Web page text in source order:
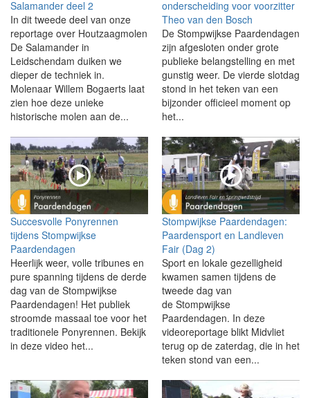
Salamander deel 2
In dit tweede deel van onze
reportage over Houtzaagmolen
De Salamander in
Leidschendam duiken we
dieper de techniek in.
Molenaar Willem Bogaerts laat
zien hoe deze unieke
historische molen aan de...
onderscheiding voor voorzitter
Theo van den Bosch
De Stompwijkse Paardendagen
zijn afgesloten onder grote
publieke belangstelling en met
gunstig weer. De vierde slotdag
stond in het teken van een
bijzonder officieel moment op
het...
Succesvolle Ponyrennen
tijdens Stompwijkse
Paardendagen
Heerlijk weer, volle tribunes en
pure spanning tijdens de derde
dag van de Stompwijkse
Paardendagen! Het publiek
stroomde massaal toe voor het
traditionele Ponyrennen. Bekijk
in deze video het...
Stompwijkse Paardendagen:
Paardensport en Landleven
Fair (Dag 2)
Sport en lokale gezelligheid
kwamen samen tijdens de
tweede dag van
de Stompwijkse
Paardendagen. In deze
videoreportage blikt Midvliet
terug op de zaterdag, die in het
teken stond van een...